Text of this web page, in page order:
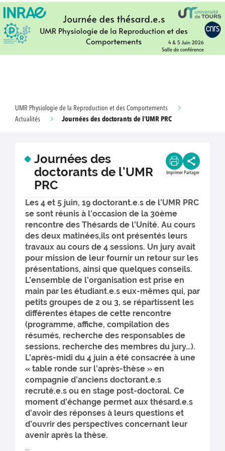
UMR Physiologie de la Reproduction et des Comportements
Actualités
Journées des doctorants de l'UMR PRC
Journées des
doctorants de l'UMR
PRC
Imprimer Partager
Les 4 et 5 juin, 19 doctorant.e.s de l’UMR PRC
se sont réunis à l’occasion de la 30ème
rencontre des Thésards de l’Unité. Au cours
des deux matinées,ils ont présentés leurs
travaux au cours de 4 sessions. Un jury avait
pour mission de leur fournir un retour sur les
présentations, ainsi que quelques conseils.
L’ensemble de l’organisation est prise en
main par les étudiant.e.s eux-mêmes qui, par
petits groupes de 2 ou 3, se répartissent les
différentes étapes de cette rencontre
(programme, affiche, compilation des
résumés, recherche des responsables de
sessions, recherche des membres du jury…).
L’après-midi du 4 juin a été consacrée à une
« table ronde sur l’après-thèse » en
compagnie d’anciens doctorant.e.s
recruté.e.s ou en stage post-doctoral. Ce
moment d’échange permet aux thésard.e.s
d’avoir des réponses à leurs questions et
d’ouvrir des perspectives concernant leur
avenir après la thèse.
...